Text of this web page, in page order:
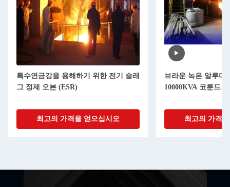
특수연금강을 용해하기 위한 전기 슬래
그 정제 오븐 (ESR)
최고의 가격을 얻으십시오
브라운 녹은 알루미
10000KVA 코룬드
최고의 가격